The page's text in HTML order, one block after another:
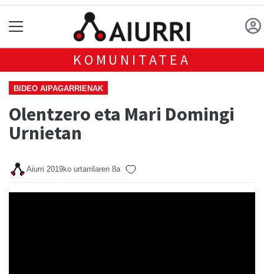
KOMUNITATEA
BIDEO AIPAGARRIENAK
Olentzero eta Mari Domingi
Urnietan
Aiurri 2019ko urtarrilaren 8a